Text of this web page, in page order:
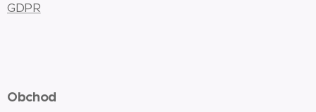
GDPR
Obchod